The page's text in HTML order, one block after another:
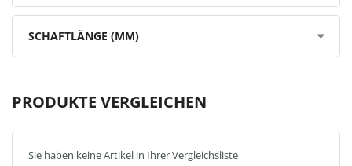
SCHAFTLÄNGE (MM)
PRODUKTE VERGLEICHEN
Sie haben keine Artikel in Ihrer Vergleichsliste